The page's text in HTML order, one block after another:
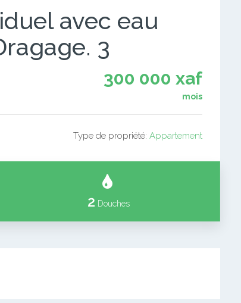
avec eau
3
300 000 xaf
mois
Type de propriété: Appartement
2 Douches